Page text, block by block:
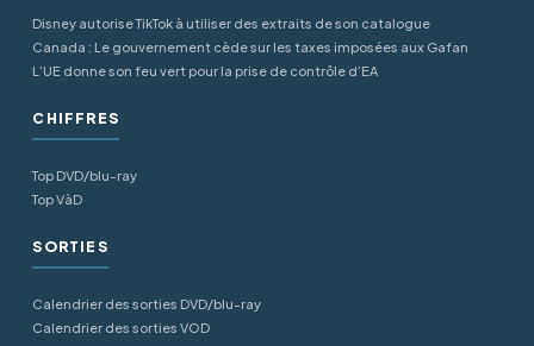
Disney autorise TikTok à utiliser des extraits de son catalogue
Canada : Le gouvernement cède sur les taxes imposées aux Gafan
L’UE donne son feu vert pour la prise de contrôle d’EA
CHIFFRES
Top DVD/blu-ray
Top VàD
SORTIES
Calendrier des sorties DVD/blu-ray
Calendrier des sorties VOD